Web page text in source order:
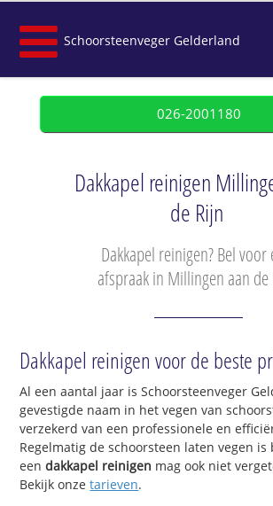
Schoorsteenveger Gelderland
026-2001180
Dakkapel reinigen
de Rijn
Dakkapel reinigen? Bel voor
afspraak in Millingen aan de
Dakkapel reinigen voor de beste
Al een aantal jaar is Schoorsteenveger
gevestigde naam in het vegen van
verzekerd van een professionele en
Regelmatig de schoorsteen laten vegen
eendakkapel reinigen mag ook niet
Bekijk onzetarieven.